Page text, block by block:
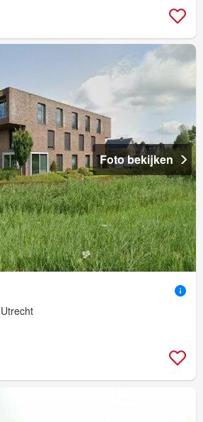
Foto bekijken